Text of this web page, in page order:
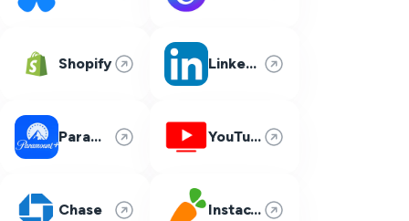
Shopify LinkedIn
Paramount Plus YouTube TV
Chase Instacart